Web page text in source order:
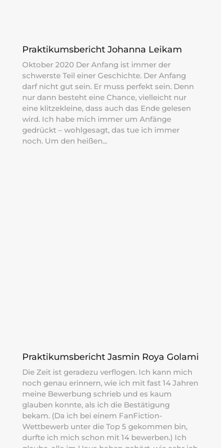
Praktikumsbericht Johanna Leikam
Oktober 2020 Der Anfang ist immer der
schwerste Teil einer Geschichte. Der Anfang
darf nicht gut sein. Er muss perfekt sein. Denn
nur dann besteht eine Chance, vielleicht nur
eine klitzekleine, dass auch das Ende gelesen
wird. Ich habe mich immer um Anfänge
gedrückt – wohlgesagt, das tue ich immer
noch. Um den heißen...
Praktikumsbericht Jasmin Roya Golami
Die Zeit ist geradezu verflogen. Ich kann mich
noch genau erinnern, wie ich mit fast 14 Jahren
meine Bewerbung schrieb und es kaum
glauben konnte, als ich die Bestätigung
bekam. (Da ich bei einem FanFiction-
Wettbewerb unter die Top 5 gekommen bin,
durfte ich mich schon mit 14 bewerben.) Ich